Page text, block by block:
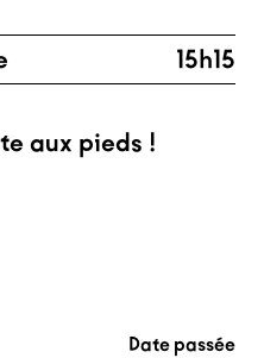
15h15
aux pieds !
Date passée